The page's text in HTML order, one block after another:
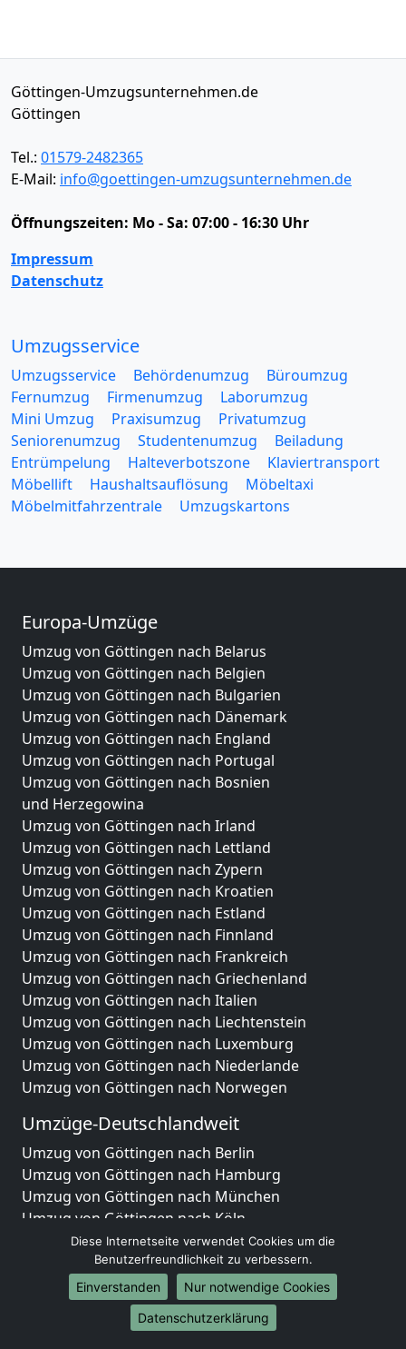
Göttingen-Umzugsunternehmen.de
Göttingen
Tel.: 01579-2482365
E-Mail: info@goettingen-umzugsunternehmen.de
Öffnungszeiten: Mo - Sa: 07:00 - 16:30 Uhr
Impressum
Datenschutz
Umzugsservice
Umzugsservice Behördenumzug
Büroumzug
Fernumzug
Firmenumzug
Laborumzug
Mini Umzug
Praxisumzug
Privatumzug
Seniorenumzug
Studentenumzug
Beiladung
Entrümpelung
Halteverbotszone
Klaviertransport
Möbellift
Haushaltsauflösung
Möbeltaxi
Möbelmitfahrzentrale
Umzugskartons
Europa-Umzüge
Umzug von Göttingen nach Belarus
Umzug von Göttingen nach Belgien
Umzug von Göttingen nach Bulgarien
Umzug von Göttingen nach Dänemark
Umzug von Göttingen nach England
Umzug von Göttingen nach Portugal
Umzug von Göttingen nach Bosnien
und Herzegowina
Umzug von Göttingen nach Irland
Umzug von Göttingen nach Lettland
Umzug von Göttingen nach Zypern
Umzug von Göttingen nach Kroatien
Umzug von Göttingen nach Estland
Umzug von Göttingen nach Finnland
Umzug von Göttingen nach Frankreich
Umzug von Göttingen nach Griechenland
Umzug von Göttingen nach Italien
Umzug von Göttingen nach Liechtenstein
Umzug von Göttingen nach Luxemburg
Umzug von Göttingen nach Niederlande
Umzug von Göttingen nach Norwegen
Umzüge-Deutschlandweit
Umzug von Göttingen nach Berlin
Umzug von Göttingen nach Hamburg
Umzug von Göttingen nach München
Umzug von Göttingen nach Köln
Umzug von Göttingen nach Frankfurt am Main
Umzug von Göttingen nach Stuttgart
Umzug von Göttingen nach Düsseldorf
Umzug von Göttingen nach Leipzig
Umzug von Göttingen nach Dortmund
Diese Internetseite verwendet Cookies um die
Benutzerfreundlichkeit zu verbessern.
Einverstanden
Nur notwendige Cookies
Datenschutzerklärung